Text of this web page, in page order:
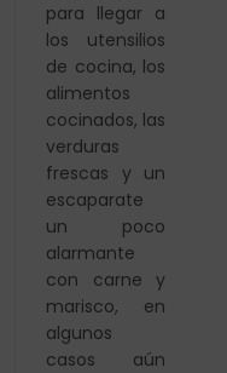
para llegar a
los utensilios
de cocina, los
alimentos
cocinados, las
verduras
frescas y un
escaparate
un poco
alarmante
con carne y
marisco, en
algunos
casos aún